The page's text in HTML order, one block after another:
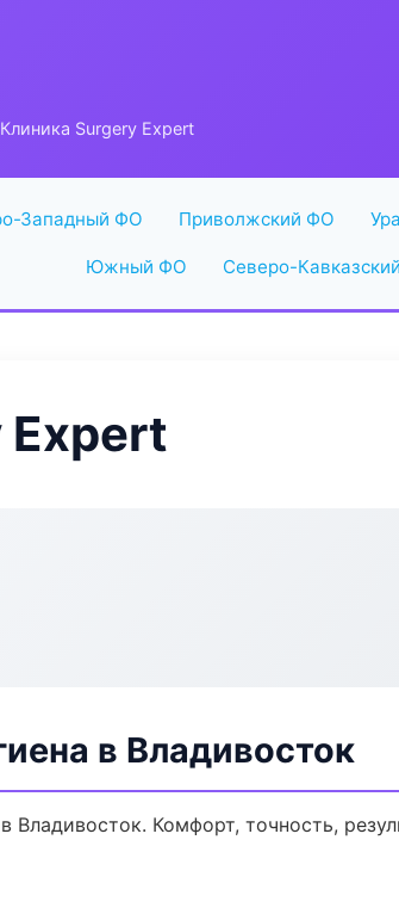
Surgery Expert
Западный ФО Приволжский ФО
Южный ФО Северо-
Expert
в Владивосток
Владивосток. Комфорт, точность,